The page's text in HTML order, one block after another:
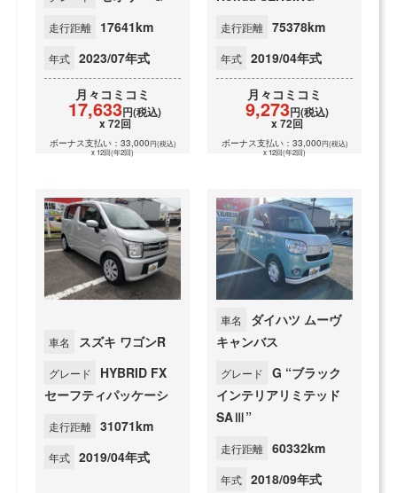
走行距離 17641km
年式 2023/07年式
月々 コミコミ
17,633円(税込)
x 72回
ボーナス支払い：33,000円(税込)
x 12回(年2回)
走行距離 75378km
年式 2019/04年式
月々 コミコミ
9,273円(税込)
x 72回
ボーナス支払い：33,000円(税込)
x 12回(年2回)
車名 スズキ ワゴンR
グレード
HYBRID FX
セーフティパッケーシ
走行距離 31071km
年式 2019/04年式
車名
ダイハツ ムーヴ
キャンバス
グレード
G “ブラック
インテリアリミテッド
SAⅢ”
走行距離 60332km
年式 2018/09年式